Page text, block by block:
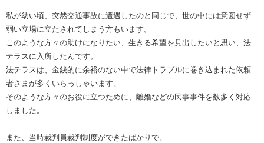
私が幼い頃、突然交通事故に遭遇したのと同じで、世の中には意図せず
弱い立場に立たされてしまう方もいます。
このような方々の助けになりたい、生きる希望を見出したいと思い、法
テラスに入所したんです。
法テラスは、金銭的に余裕のない中で法律トラブルに巻き込まれた依頼
者さまが多くいらっしゃいます。
そのような方々のお役に立つために、離婚などの民事事件を数多く対応
しました。
また、当時裁判員裁判制度ができたばかりで。